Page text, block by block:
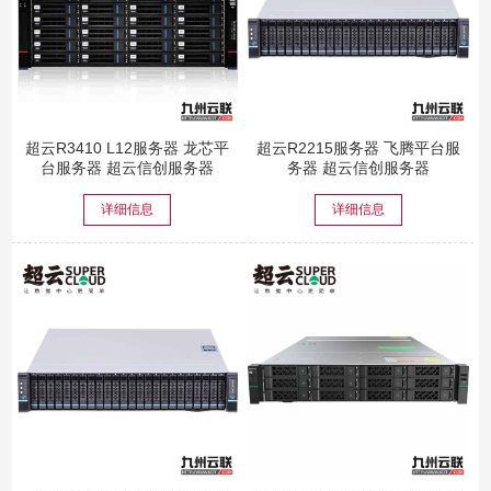
超云R3410 L12服务器 龙芯平
台服务器 超云信创服务器
详细信息
超云R2215服务器 飞腾平台服
务器 超云信创服务器
详细信息